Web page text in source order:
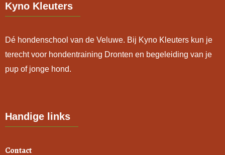
Kyno Kleuters
Dé hondenschool van de Veluwe. Bij Kyno Kleuters kun je
terecht voor hondentraining Dronten en begeleiding van je
pup of jonge hond.
Handige links
Contact